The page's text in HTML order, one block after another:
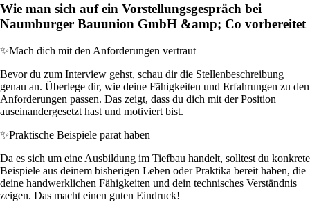
Wie man sich auf ein Vorstellungsgespräch bei
Naumburger Bauunion GmbH &amp; Co vorbereitet
✨Mach dich mit den Anforderungen vertraut
Bevor du zum Interview gehst, schau dir die Stellenbeschreibung
genau an. Überlege dir, wie deine Fähigkeiten und Erfahrungen zu den
Anforderungen passen. Das zeigt, dass du dich mit der Position
auseinandergesetzt hast und motiviert bist.
✨Praktische Beispiele parat haben
Da es sich um eine Ausbildung im Tiefbau handelt, solltest du konkrete
Beispiele aus deinem bisherigen Leben oder Praktika bereit haben, die
deine handwerklichen Fähigkeiten und dein technisches Verständnis
zeigen. Das macht einen guten Eindruck!